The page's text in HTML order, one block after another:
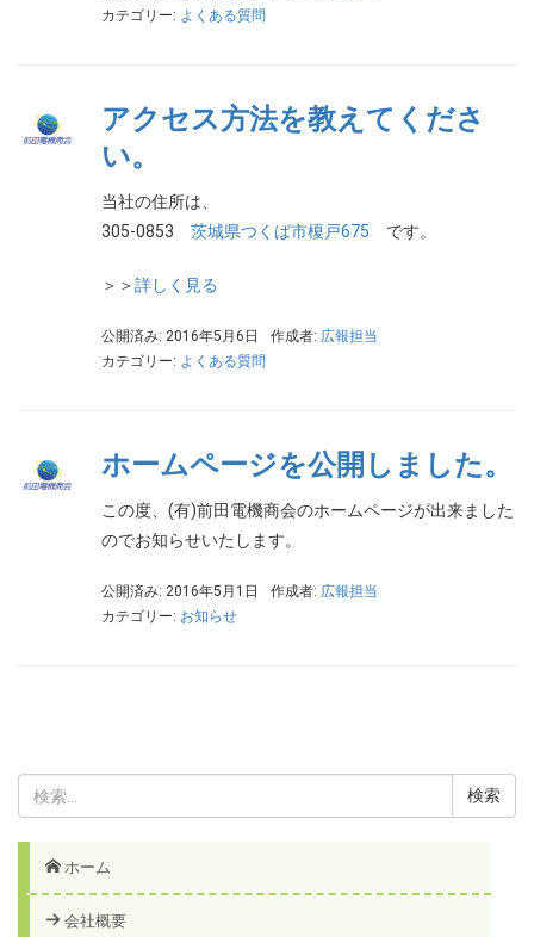
カテゴリー: よくある質問
アクセス方法を教えてくださ
い。
当社の住所は、
305-0853 茨城県つくば市榎戸675 です。
＞＞詳しく見る
公開済み: 2016年5月6日 作成者: 広報担当
カテゴリー: よくある質問
ホームページを公開しました。
この度、(有)前田電機商会のホームページが出来ました
のでお知らせいたします。
公開済み: 2016年5月1日 作成者: 広報担当
カテゴリー: お知らせ
索:
ホーム
会社概要